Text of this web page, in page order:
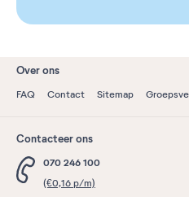
Over ons
FAQ Contact Sitemap
Contacteer ons
070 246 100
(€0,16 p/m)